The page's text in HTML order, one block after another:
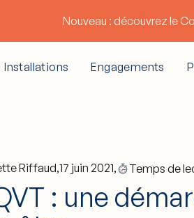
Nouveau : découvrez le
Installations Engagements
Riffaud,17 juin 2021, Temps de
: une